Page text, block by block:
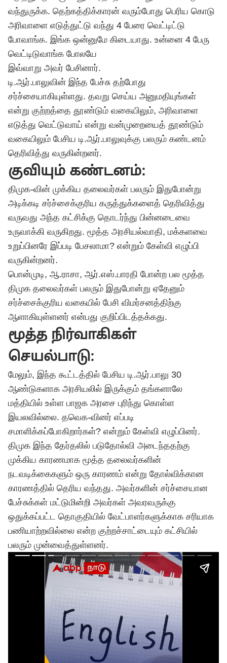
வந்துருக்க. தெற்கத்திக்காரன் வரும்போது பெரிய கொடு
அரிவாளை எடுத்துட்டு வந்து 4 பேரை வெட்டிட்டு
போவாங்க. இங்க ஒன்னுமே கிடையாது. உன்னை 4 பேரு
வெட்டிடுவாங்க போலயே
இவ்வாறு அவர் பேசினார்.
டி.ஆர்.பாலுவின் இந்த பேச்சு தற்போது
சர்ச்சையாகியுள்ளது. தவறு செய்ய அனுமதியுங்கள்
என்று குற்றத்தை தூண்டும் வகையிலும், அரிவாளை
எடுத்து வெட்டுவாய் என்று வன்முறையைத் தூண்டும்
வகையிலும் பேசிய டி.ஆர்.பாலுவுக்கு பலரும் கண்டனம்
தெரிவித்து வருகின்றனர்.
குவியும் கண்டனம்:
திமுக-வின் முக்கிய தலைவர்கள் பலரும் இதுபோன்று
அடிக்கடி சர்ச்சைக்குரிய கருத்துக்களைத் தெரிவித்து
வருவது அந்த கட்சிக்கு தொடர்ந்து பின்னடைவை
உருவாக்கி வருகிறது. மூத்த அரசியல்வாதி, மக்களவை
உறுப்பினரே இப்படி பேசலாமா? என்றும் கேள்வி எழுப்பி
வருகின்றனர்.
பொன்முடி, ஆ.ராசா, ஆர்.எஸ்.பாரதி போன்ற பல மூத்த
திமுக தலைவர்கள் பலரும் இதுபோன்று ஏதேனும்
சர்ச்சைக்குரிய வகையில் பேசி விமர்சனத்திற்கு
ஆளாகியுள்ளனர் என்பது குறிப்பிடத்தக்கது.
மூத்த நிர்வாகிகள்
செயல்பாடு:
மேலும், இந்த கூட்டத்தில் பேசிய டி.ஆர்.பாலு 30
ஆண்டுகளாக அரசியலில் இருக்கும் தங்களாலே
மத்தியில் உள்ள பாஜக அரசை புரிந்து கொள்ள
இயலவில்லை. தவெக-வினர் எப்படி
சமாளிக்கப்போகிறார்கள்? என்றும் கேள்வி எழுப்பினர்.
திமுக இந்த தேர்தலில் படுதோல்வி அடைந்ததற்கு
முக்கிய காரணமாக மூத்த தலைவர்களின்
நடவடிக்கைகளும் ஒரு காரணம் என்று தோல்விக்கான
காரணத்தில் தெரிய வந்தது. அவர்களின் சர்ச்சையான
பேச்சுக்கள் மட்டுமின்றி அவர்கள் அவரவருக்கு
ஒதுக்கப்பட்ட தொகுதியில் வேட்பாளர்களுக்காக சரியாக
பணியாற்றவில்லை என்ற குற்றச்சாட்டையும் கட்சியில்
பலரும் முன்வைத்துள்ளனர்.